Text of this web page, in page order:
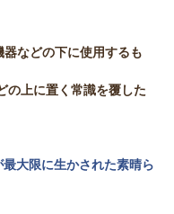
などの下に使用するも
上に置く常識を覆した
大限に生かされた素晴ら